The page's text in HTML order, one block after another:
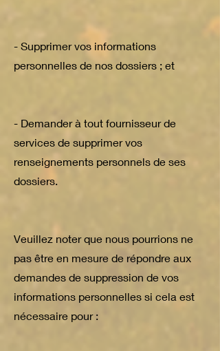
- Supprimer vos informations
personnelles de nos dossiers ; et
- Demander à tout fournisseur de
services de supprimer vos
renseignements personnels de ses
dossiers.
Veuillez noter que nous pourrions ne
pas être en mesure de répondre aux
demandes de suppression de vos
informations personnelles si cela est
nécessaire pour :